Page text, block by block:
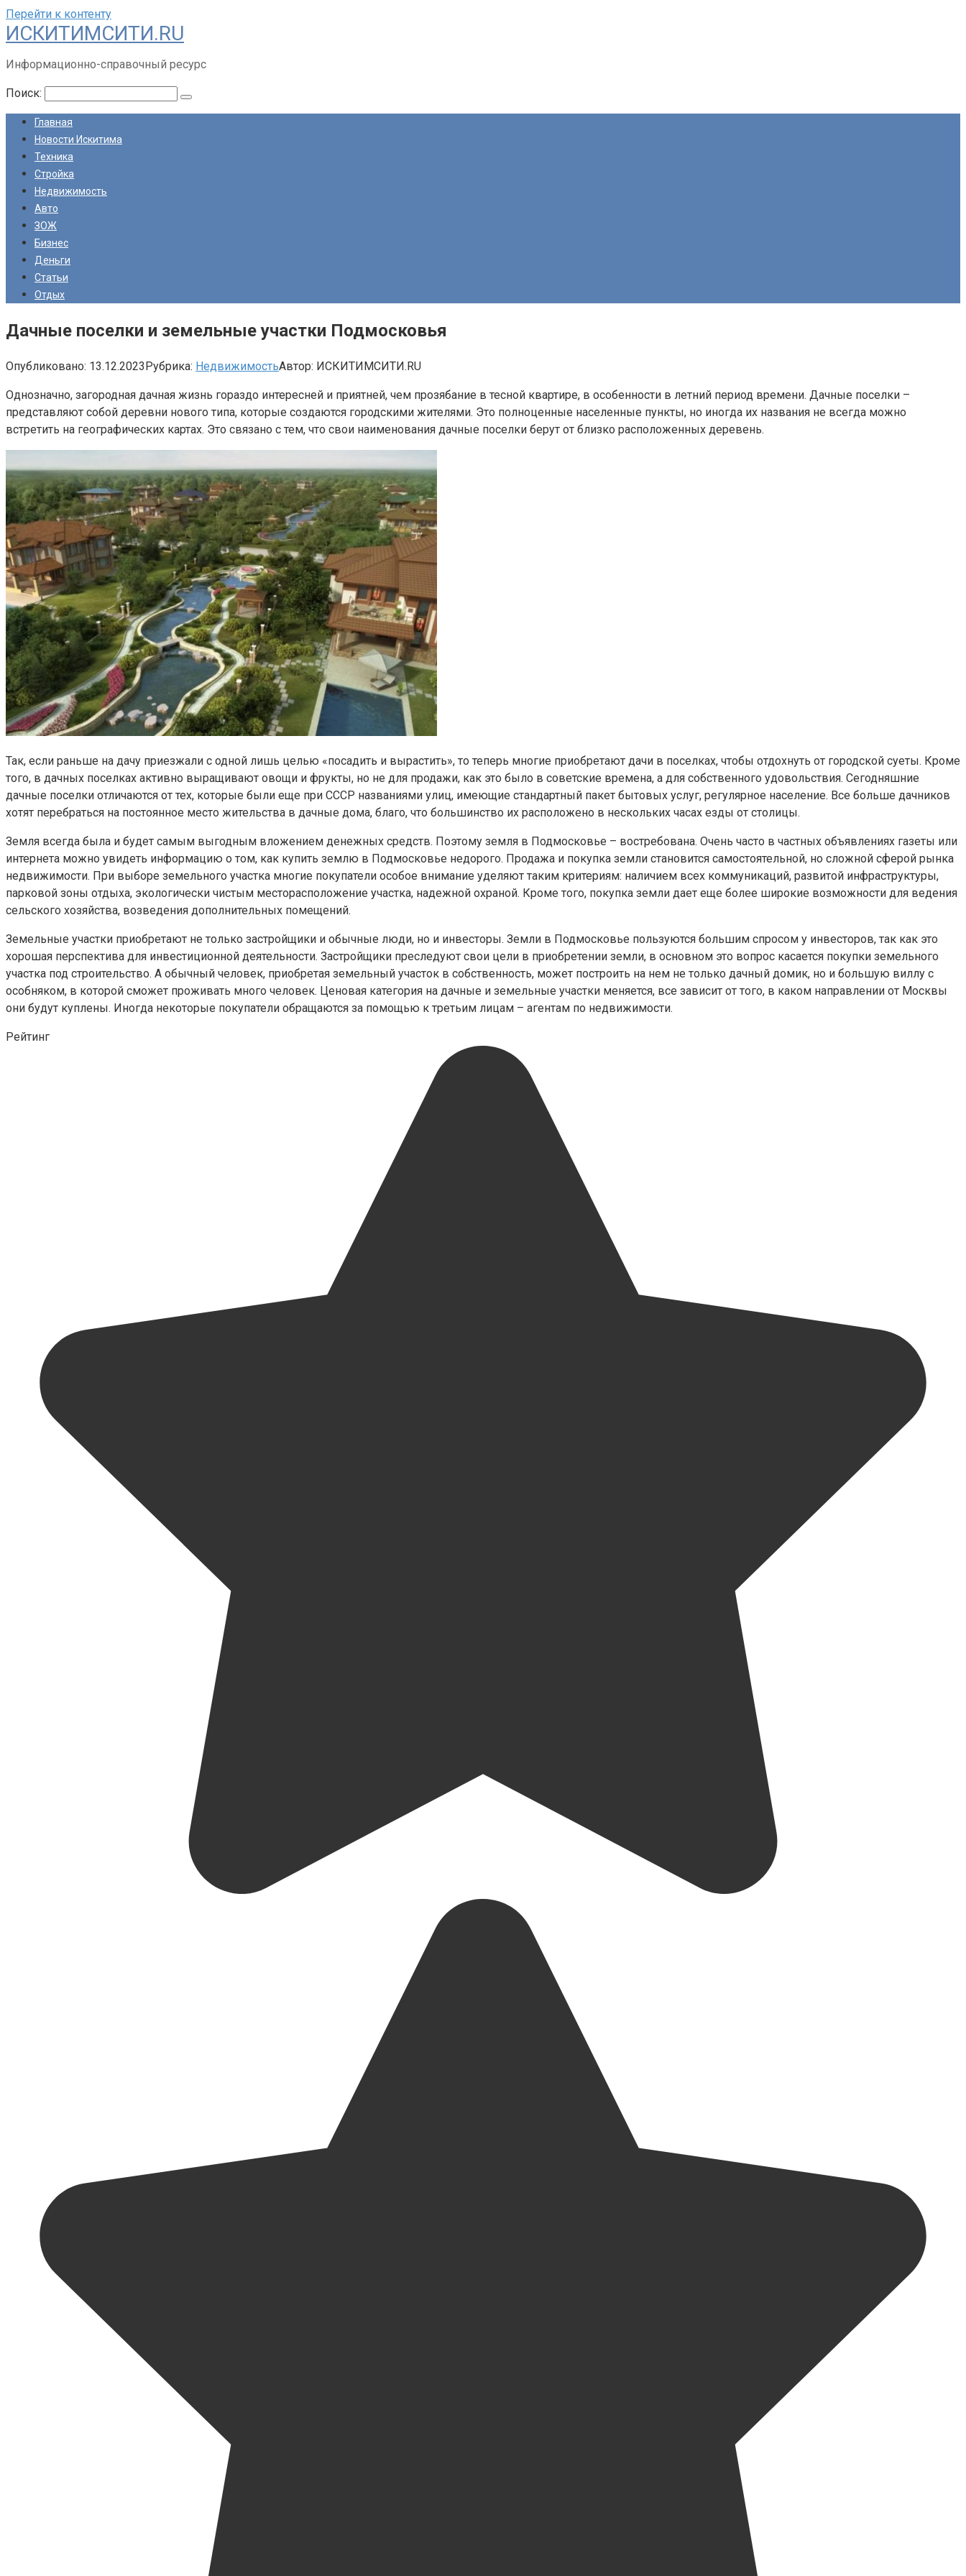
Перейти к контенту
ИСКИТИМСИТИ.RU
Информационно-справочный ресурс
Поиск:
Главная
Новости Искитима
Техника
Стройка
Недвижимость
Авто
ЗОЖ
Бизнес
Деньги
Статьи
Отдых
Дачные поселки и земельные участки Подмосковья
Опубликовано: 13.12.2023Рубрика: НедвижимостьАвтор: ИСКИТИМСИТИ.RU
Однозначно, загородная дачная жизнь гораздо интересней и приятней, чем прозябание в тесной квартире, в особенности в летний период времени. Дачные поселки –
представляют собой деревни нового типа, которые создаются городскими жителями. Это полноценные населенные пункты, но иногда их названия не всегда можно
встретить на географических картах. Это связано с тем, что свои наименования дачные поселки берут от близко расположенных деревень.
Так, если раньше на дачу приезжали с одной лишь целью «посадить и вырастить», то теперь многие приобретают дачи в поселках, чтобы отдохнуть от городской суеты. Кроме
того, в дачных поселках активно выращивают овощи и фрукты, но не для продажи, как это было в советские времена, а для собственного удовольствия. Сегодняшние
дачные поселки отличаются от тех, которые были еще при СССР названиями улиц, имеющие стандартный пакет бытовых услуг, регулярное население. Все больше дачников
хотят перебраться на постоянное место жительства в дачные дома, благо, что большинство их расположено в нескольких часах езды от столицы.
Земля всегда была и будет самым выгодным вложением денежных средств. Поэтому земля в Подмосковье – востребована. Очень часто в частных объявлениях газеты или
интернета можно увидеть информацию о том, как купить землю в Подмосковье недорого. Продажа и покупка земли становится самостоятельной, но сложной сферой рынка
недвижимости. При выборе земельного участка многие покупатели особое внимание уделяют таким критериям: наличием всех коммуникаций, развитой инфраструктуры,
парковой зоны отдыха, экологически чистым месторасположение участка, надежной охраной. Кроме того, покупка земли дает еще более широкие возможности для ведения
сельского хозяйства, возведения дополнительных помещений.
Земельные участки приобретают не только застройщики и обычные люди, но и инвесторы. Земли в Подмосковье пользуются большим спросом у инвесторов, так как это
хорошая перспектива для инвестиционной деятельности. Застройщики преследуют свои цели в приобретении земли, в основном это вопрос касается покупки земельного
участка под строительство. А обычный человек, приобретая земельный участок в собственность, может построить на нем не только дачный домик, но и большую виллу с
особняком, в которой сможет проживать много человек. Ценовая категория на дачные и земельные участки меняется, все зависит от того, в каком направлении от Москвы
они будут куплены. Иногда некоторые покупатели обращаются за помощью к третьим лицам – агентам по недвижимости.
Рейтинг